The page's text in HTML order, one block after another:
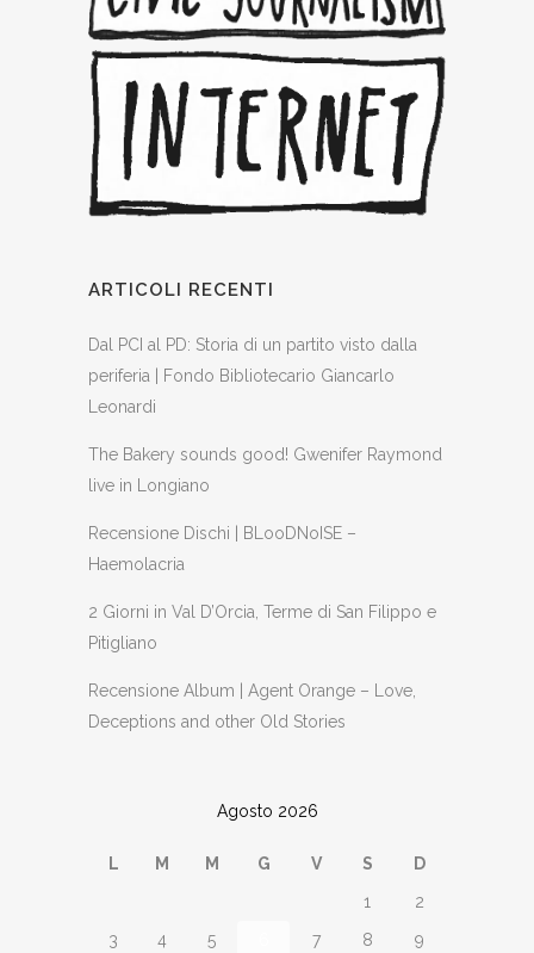
ARTICOLI RECENTI
Dal PCI al PD: Storia di un partito visto dalla
periferia | Fondo Bibliotecario Giancarlo
Leonardi
The Bakery sounds good! Gwenifer Raymond
live in Longiano
Recensione Dischi | BLooDNoISE –
Haemolacria
2 Giorni in Val D’Orcia, Terme di San Filippo e
Pitigliano
Recensione Album | Agent Orange – Love,
Deceptions and other Old Stories
Agosto 2026
L M M G V S
D
1
2
3
4 5 7 8
9